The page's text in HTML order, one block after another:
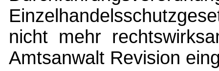
nicht mehr
Amtsanwalt Revision